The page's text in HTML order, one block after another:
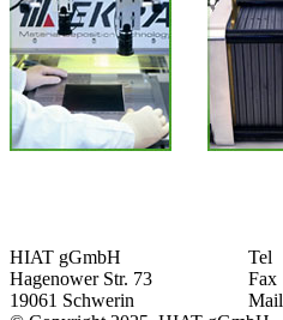
HIAT gGmbH
Hagenower Str. 73
19061 Schwerin
Tel
Fax
Mail